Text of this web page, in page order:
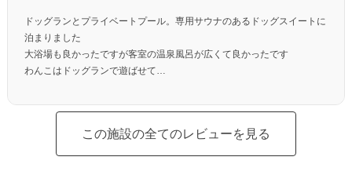
ドッグランとプライベートプール。専用サウナのあるドッグスイートに
泊まりました
大浴場も良かったですが客室の温泉風呂が広くて良かったです
わんこはドッグランで遊ばせて
この施設の全てのレビューを見る